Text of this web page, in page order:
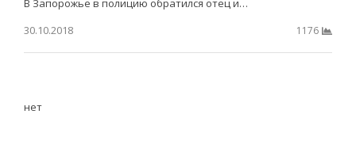
В Запорожье в полицию обратился отец и…
30.10.2018
1176
нет